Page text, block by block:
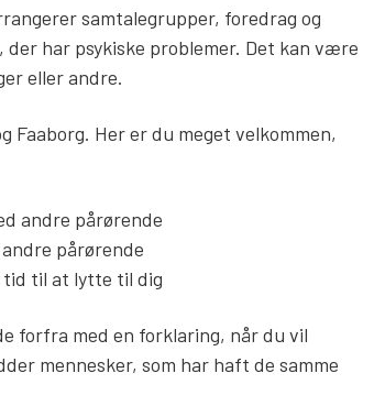
samtalegrupper, foredrag og
der har psykiske problemer. Det kan være
eller andre.
Her er du meget velkommen,
andre pårørende
pårørende
tid til at lytte til dig
forfra med en forklaring, når du vil
mennesker, som har haft de samme